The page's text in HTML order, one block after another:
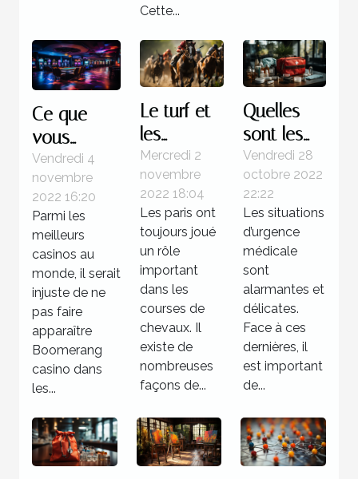
Cette...
Ce que
vous
devez
savoir sur
Boomerang
casino
Vendredi 4
novembre
2022 16:20
Parmi les
meilleurs
casinos au
monde, il serait
injuste de ne
pas faire
apparaître
Boomerang
casino dans
les...
Le turf et
les
courses
hippiques
Mercredi 2
novembre
2022 18:04
Les paris ont
toujours joué
un rôle
important
dans les
courses de
chevaux. Il
existe de
nombreuses
façons de...
Quelles
sont les
étapes à
suivre face
à une
situation
d’urgence
médicale
?
Vendredi 28
octobre 2022
22:22
Les situations
d’urgence
médicale
sont
alarmantes et
délicates.
Face à ces
dernières, il
est important
de...